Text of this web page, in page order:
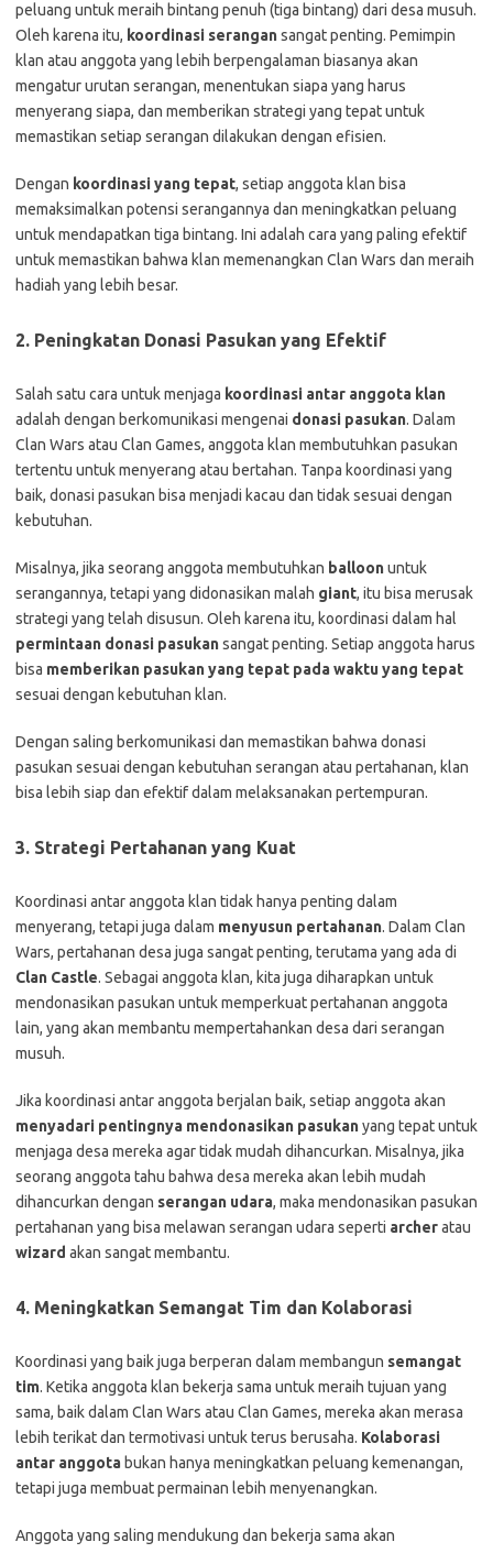
peluang untuk meraih bintang penuh (tiga bintang) dari desa musuh.
Oleh karena itu, koordinasi serangansangat penting. Pemimpin
klan atau anggota yang lebih berpengalaman biasanya akan
mengatur urutan serangan, menentukan siapa yang harus
menyerang siapa, dan memberikan strategi yang tepat untuk
memastikan setiap serangan dilakukan dengan efisien.
Dengan koordinasi yang tepat, setiap anggota klan bisa
memaksimalkan potensi serangannya dan meningkatkan peluang
untuk mendapatkan tiga bintang. Ini adalah cara yang paling efektif
untuk memastikan bahwa klan memenangkan Clan Wars dan meraih
hadiah yang lebih besar.
2. Peningkatan Donasi Pasukan yang Efektif
Salah satu cara untuk menjaga koordinasi antar anggota klan
adalah dengan berkomunikasi mengenai donasi pasukan. Dalam
Clan Wars atau Clan Games, anggota klan membutuhkan pasukan
tertentu untuk menyerang atau bertahan. Tanpa koordinasi yang
baik, donasi pasukan bisa menjadi kacau dan tidak sesuai dengan
kebutuhan.
Misalnya, jika seorang anggota membutuhkan balloonuntuk
serangannya, tetapi yang didonasikan malah giant, itu bisa merusak
strategi yang telah disusun. Oleh karena itu, koordinasi dalam hal
permintaan donasi pasukansangat penting. Setiap anggota harus
bisa memberikan pasukan yang tepat pada waktu yang tepat
sesuai dengan kebutuhan klan.
Dengan saling berkomunikasi dan memastikan bahwa donasi
pasukan sesuai dengan kebutuhan serangan atau pertahanan, klan
bisa lebih siap dan efektif dalam melaksanakan pertempuran.
3. Strategi Pertahanan yang Kuat
Koordinasi antar anggota klan tidak hanya penting dalam
menyerang, tetapi juga dalam menyusun pertahanan. Dalam Clan
Wars, pertahanan desa juga sangat penting, terutama yang ada di
Clan Castle. Sebagai anggota klan, kita juga diharapkan untuk
mendonasikan pasukan untuk memperkuat pertahanan anggota
lain, yang akan membantu mempertahankan desa dari serangan
musuh.
Jika koordinasi antar anggota berjalan baik, setiap anggota akan
menyadari pentingnya mendonasikan pasukanyang tepat untuk
menjaga desa mereka agar tidak mudah dihancurkan. Misalnya, jika
seorang anggota tahu bahwa desa mereka akan lebih mudah
dihancurkan dengan serangan udara, maka mendonasikan pasukan
pertahanan yang bisa melawan serangan udara seperti archeratau
wizard akan sangat membantu.
4. Meningkatkan Semangat Tim dan Kolaborasi
Koordinasi yang baik juga berperan dalam membangun semangat
tim. Ketika anggota klan bekerja sama untuk meraih tujuan yang
sama, baik dalam Clan Wars atau Clan Games, mereka akan merasa
lebih terikat dan termotivasi untuk terus berusaha. Kolaborasi
antar anggota bukan hanya meningkatkan peluang kemenangan,
tetapi juga membuat permainan lebih menyenangkan.
Anggota yang saling mendukung dan bekerja sama akan